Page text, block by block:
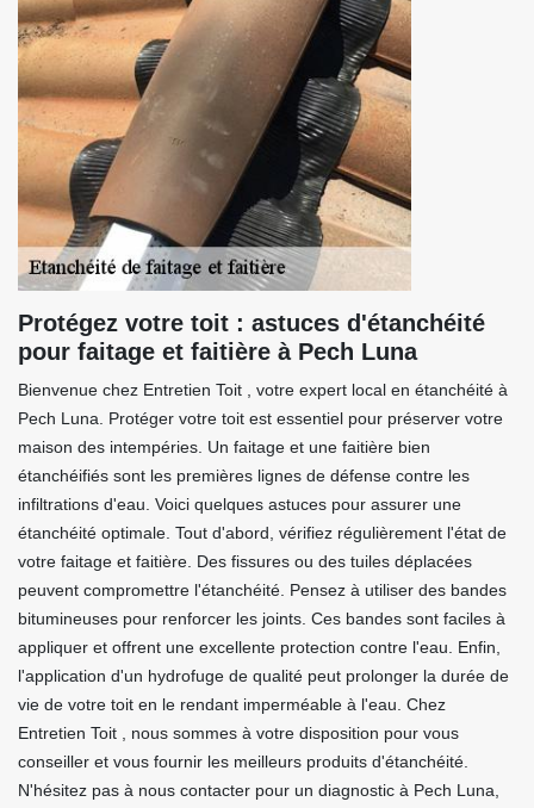
Protégez votre toit : astuces d'étanchéité
pour faitage et faitière à Pech Luna
Bienvenue chez Entretien Toit , votre expert local en étanchéité à
Pech Luna. Protéger votre toit est essentiel pour préserver votre
maison des intempéries. Un faitage et une faitière bien
étanchéifiés sont les premières lignes de défense contre les
infiltrations d'eau. Voici quelques astuces pour assurer une
étanchéité optimale. Tout d'abord, vérifiez régulièrement l'état de
votre faitage et faitière. Des fissures ou des tuiles déplacées
peuvent compromettre l'étanchéité. Pensez à utiliser des bandes
bitumineuses pour renforcer les joints. Ces bandes sont faciles à
appliquer et offrent une excellente protection contre l'eau. Enfin,
l'application d'un hydrofuge de qualité peut prolonger la durée de
vie de votre toit en le rendant imperméable à l'eau. Chez
Entretien Toit , nous sommes à votre disposition pour vous
conseiller et vous fournir les meilleurs produits d'étanchéité.
N'hésitez pas à nous contacter pour un diagnostic à Pech Luna,